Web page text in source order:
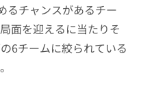
るチャンスがあるチー
面を迎えるに当たりそ
6チームに絞られている